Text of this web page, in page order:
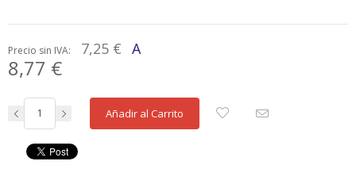
Precio sin IVA: 7,25 € A
8,77 €
Añadir al Carrito